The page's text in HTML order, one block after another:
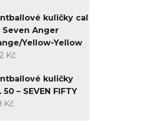
kuličky cal
Seven Anger
Yellow-Yellow
Kč
kuličky
50 – SEVEN FIFTY
Kč